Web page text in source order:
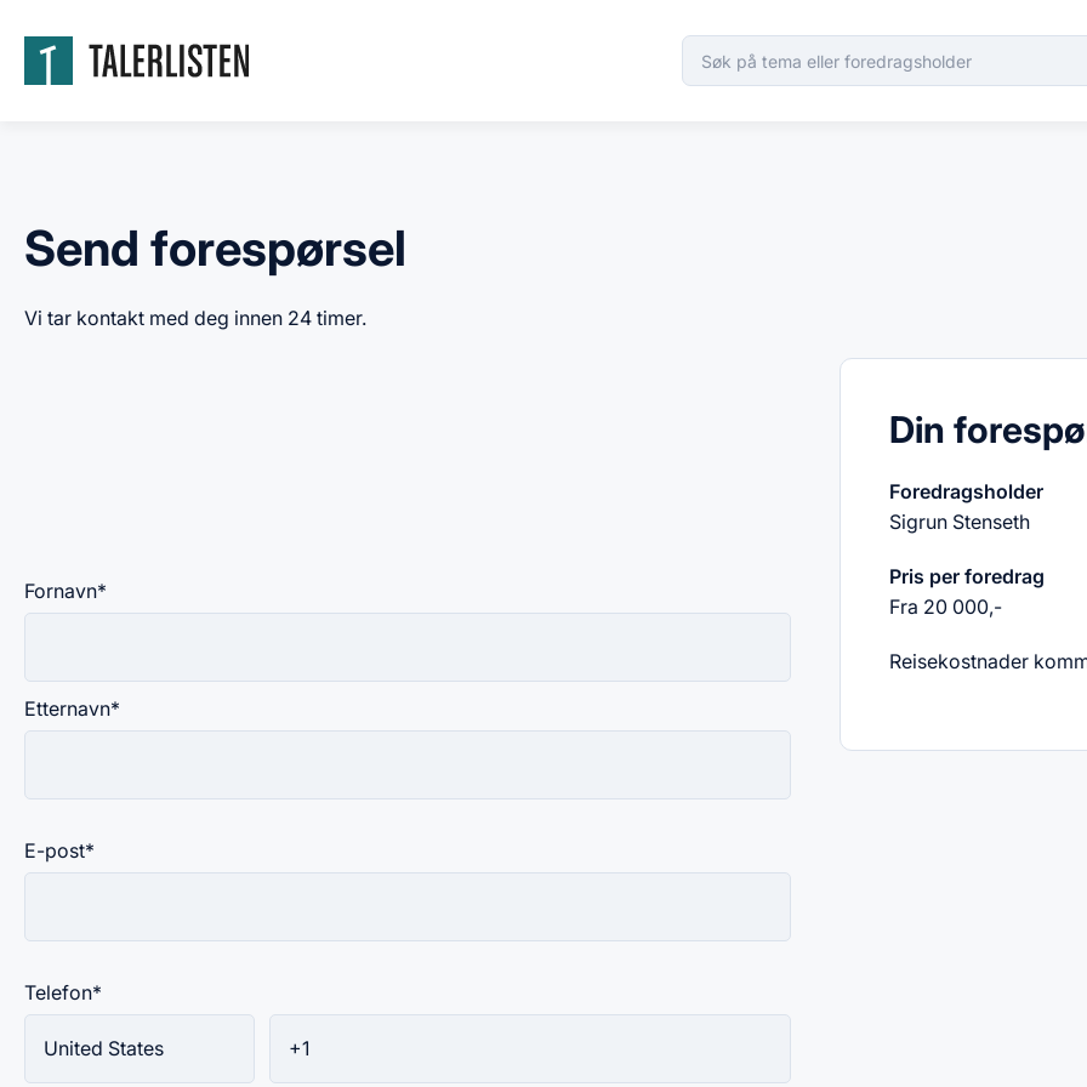
Send forespørsel
Vi tar kontakt med deg innen 24 timer.
Fornavn*
Etternavn*
E-post*
Telefon*
Din
Foredragsholder
Sigrun Stenseth
Pris per foredrag
Fra 20 000,-
Reisekostnader